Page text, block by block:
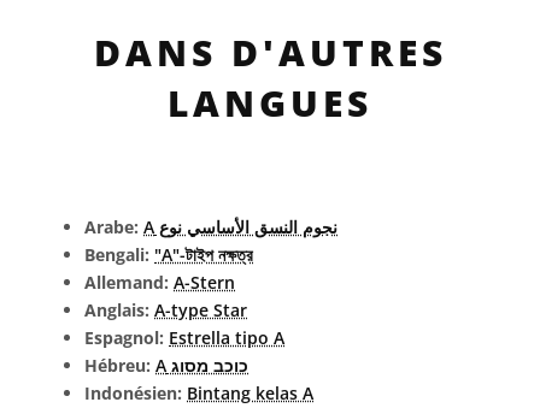
DANS D'AUTRES
LANGUES
Arabe:
نجوم النسق الأساسي نوع A
Bengali: "A"-টাইপ নক্ষত্র
Allemand: A-Stern
Anglais: A-type Star
Espagnol: Estrella tipo A
Hébreu:
כוכב מסוג A
Indonésien: Bintang kelas A